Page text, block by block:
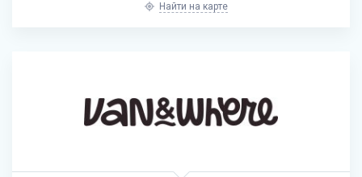
Найти на карте